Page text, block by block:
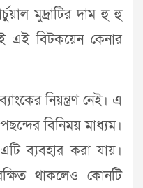
মুদ্রাটির দাম হু হু
এই বিটকয়েন কেনার
নিয়ন্ত্রণ নেই। এ
বিনিময় মাধ্যম।
ব্যবহার করা যায়।
থাকলেও কোনটি